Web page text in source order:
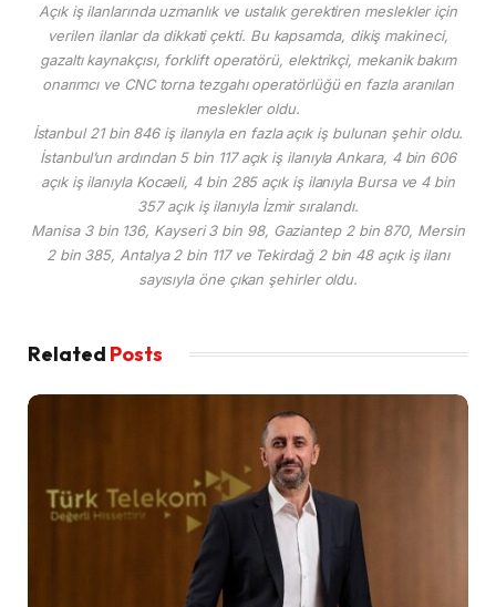
Açık iş ilanlarında uzmanlık ve ustalık gerektiren meslekler için
verilen ilanlar da dikkati çekti. Bu kapsamda, dikiş makineci,
gazaltı kaynakçısı, forklift operatörü, elektrikçi, mekanik bakım
onarımcı ve CNC torna tezgahı operatörlüğü en fazla aranılan
meslekler oldu.
İstanbul 21 bin 846 iş ilanıyla en fazla açık iş bulunan şehir oldu.
İstanbul’un ardından 5 bin 117 açık iş ilanıyla Ankara, 4 bin 606
açık iş ilanıyla Kocaeli, 4 bin 285 açık iş ilanıyla Bursa ve 4 bin
357 açık iş ilanıyla İzmir sıralandı.
Manisa 3 bin 136, Kayseri 3 bin 98, Gaziantep 2 bin 870, Mersin
2 bin 385, Antalya 2 bin 117 ve Tekirdağ 2 bin 48 açık iş ilanı
sayısıyla öne çıkan şehirler oldu.
Related Posts